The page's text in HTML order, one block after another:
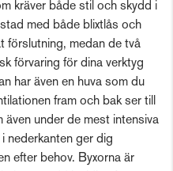
kräver både stil och skydd i
med både blixtlås och
förslutning, medan de två
förvaring för dina verktyg
har även en huva som du
fram och bak ser till
även under de mest intensiva
nederkanten ger dig
efter behov. Byxorna är